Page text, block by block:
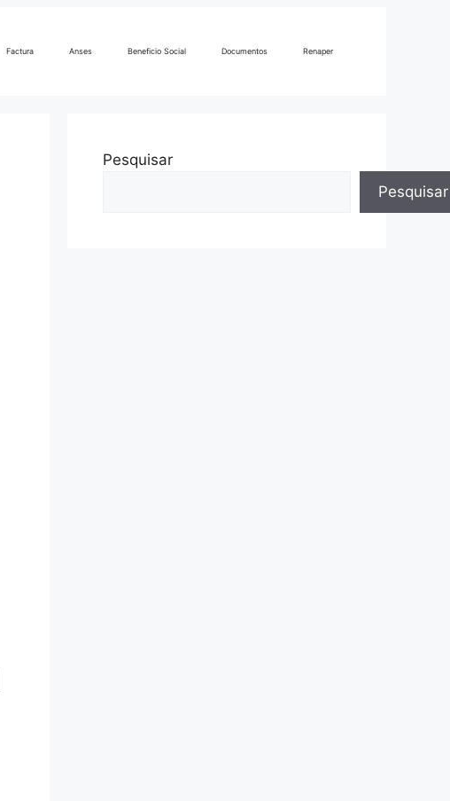
Factura Anses Beneficio Social Documentos Renaper
Pesquisar
Pesquisar